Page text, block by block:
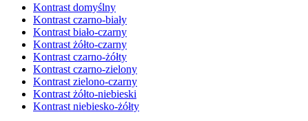
Kontrast domyślny
Kontrast czarno-biały
Kontrast biało-czarny
Kontrast żółto-czarny
Kontrast czarno-żółty
Kontrast czarno-zielony
Kontrast zielono-czarny
Kontrast żółto-niebieski
Kontrast niebiesko-żółty